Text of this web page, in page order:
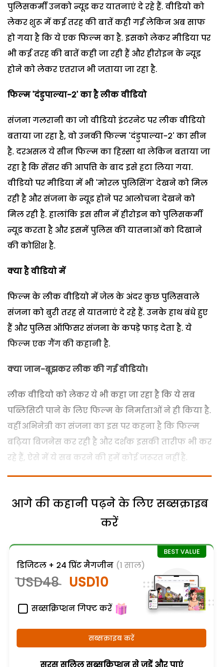
पुलिसकर्मी उनको न्यूड कर यातनाएं दे रहे हैं. वीडियो को
लेकर शुरू में कई तरह की बातें कही गईं लेकिन अब साफ
हो गया है कि ये एक फिल्म का है. इसको लेकर मीडिया पर
भी कई तरह की बातें कही जा रही हैं और हीरोइन के न्यूड
होने को लेकर एतराज भी जताया जा रहा है.
फिल्म'दंडुपाल्या-2' का है लीक वीडियो
संजना गलरानी का जो वीडियो इंटरनेट पर लीक वीडियो
बताया जा रहा है, वो उनकी फिल्म 'दंडुपाल्या-2' का सीन
है. दरअसल ये सीन फिल्म का हिस्सा था लेकिन बताया जा
रहा है कि सेंसर की आपत्ति के बाद इसे हटा लिया गया.
वीडियो पर मीडिया में भी 'मोरल पुलिसिंग' देखने को मिल
रही है और संजना के न्यूड होने पर आलोचना देखने को
मिल रही है. हालांकि इस सीन में हीरोइन को पुलिसकर्मी
न्यूड करता है और इसमें पुलिस की यातनाओं को दिखाने
की कोशिश है.
क्या है वीडियो में
फिल्म के लीक वीडियो में जेल के अंदर कुछ पुलिसवाले
संजना को बुरी तरह से यातनाएं दे रहे हैं. उनके हाथ बंधे हुए
हैं और पुलिस ऑफिसर संजना के कपड़े फाड़ देता है. ये
फिल्म एक गैंग की कहानी है.
क्या जान-बूझकर लीक की गई वीडियो!
लीक वीडियो को लेकर ये भी कहा जा रहा है कि ये सब
पब्लिसिटी पाने के लिए फिल्म के निर्माताओं ने ही किया है.
वहीं अभिनेत्री का संजना का इस पर कहना है कि फिल्म
बढ़िया बिजनेस कर रही है और दर्शक इसकी तारीफ भी कर
रहे हैं, ऐसे में ये सब करने की हमें कोई जरूरत नहीं है.
आगे की कहानी पढ़ने के लिए सब्सक्राइब
करें
डिजिटल + 24 प्रिंट मैगजीन (1 साल)
USD48 USD10
सब्सक्रिप्शन गिफ्ट करें
सब्सक्राइब करें
सरस सलिल सब्सक्रिप्शन से जुड़ेें और पाएं